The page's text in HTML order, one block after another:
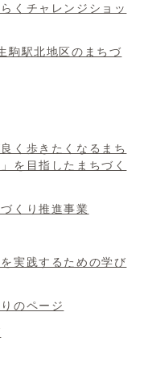
くチャレンジショッ
駒駅北地区のまちづ
く歩きたくなるまち
を目指したまちづく
くり推進事業
実践するための学び
のページ